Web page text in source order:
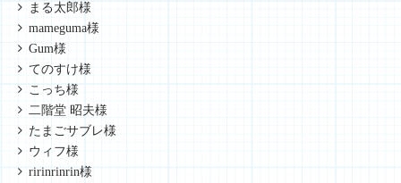
まる太郎様
mameguma様
Gum様
てのすけ様
こっち様
二階堂 昭夫様
たまごサブレ様
ウィフ様
ririnrinrin様